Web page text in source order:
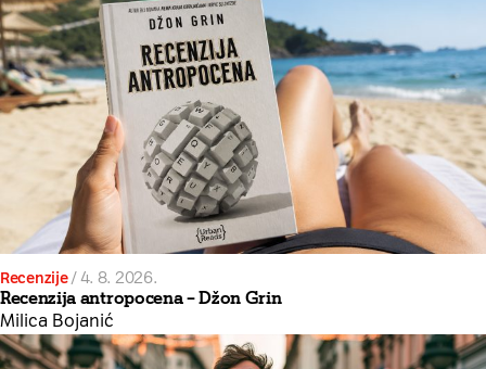
Recenzije/4. 8. 2026.
Recenzija antropocena – Džon Grin
Milica Bojanić